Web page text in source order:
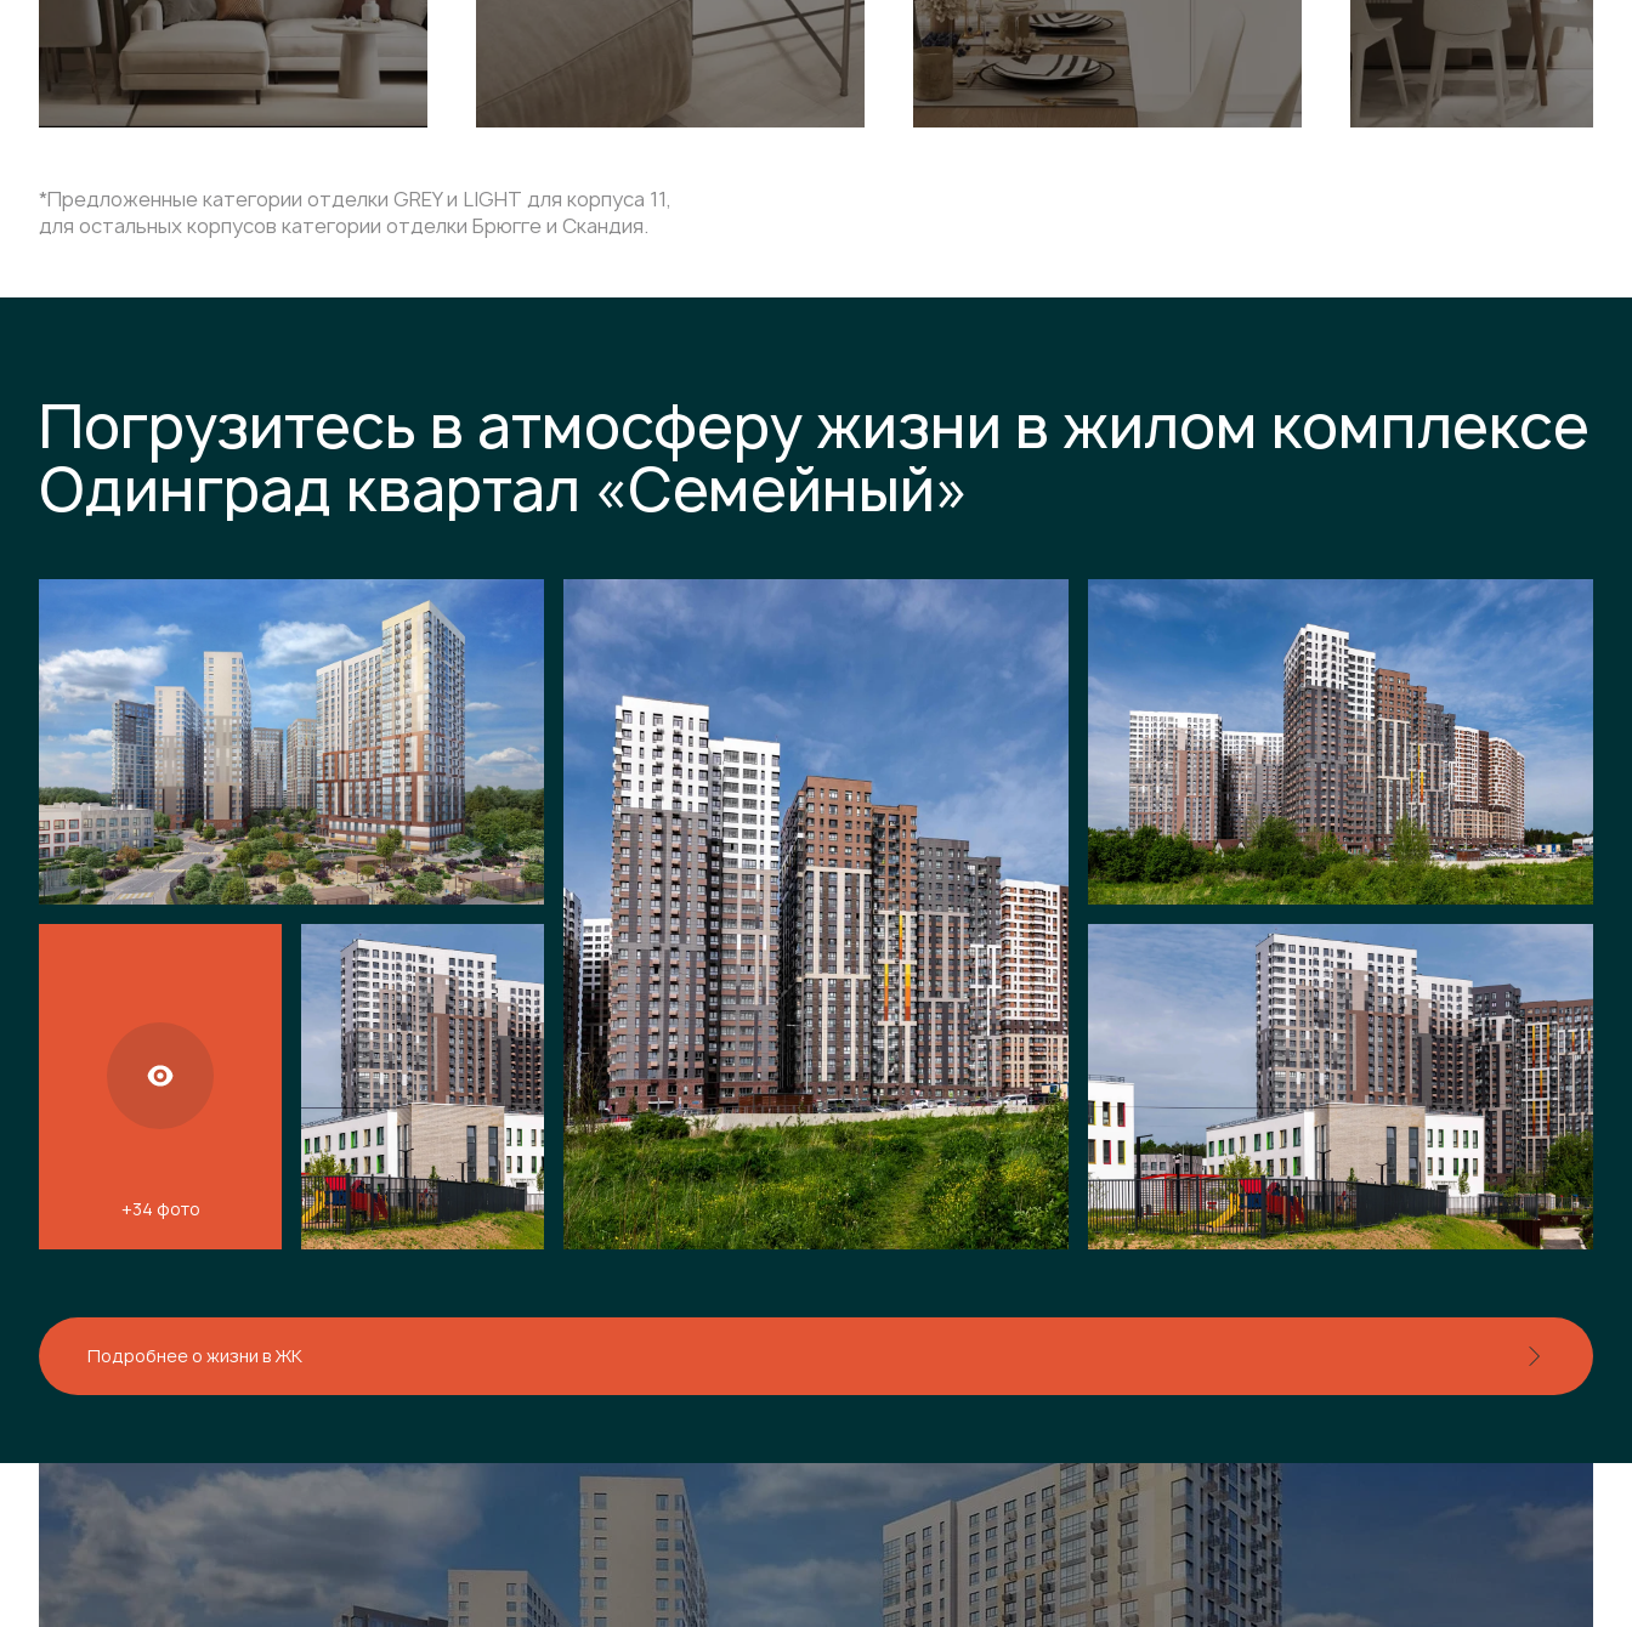
*Предложенные категории отделки GREY и LIGHT для корпуса 11,
для остальных корпусов категории отделки Брюгге и Скандия.
Погрузитесь в атмосферу жизни в жилом комплексе
Одинград квартал «Семейный»
+34 фото
Подробнее о жизни в ЖК